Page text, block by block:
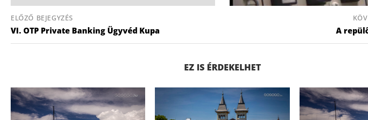
ELŐZŐ BEJEGYZÉS
VI. OTP Private Banking Ügyvéd Kupa A
EZ IS ÉRDEKELHET